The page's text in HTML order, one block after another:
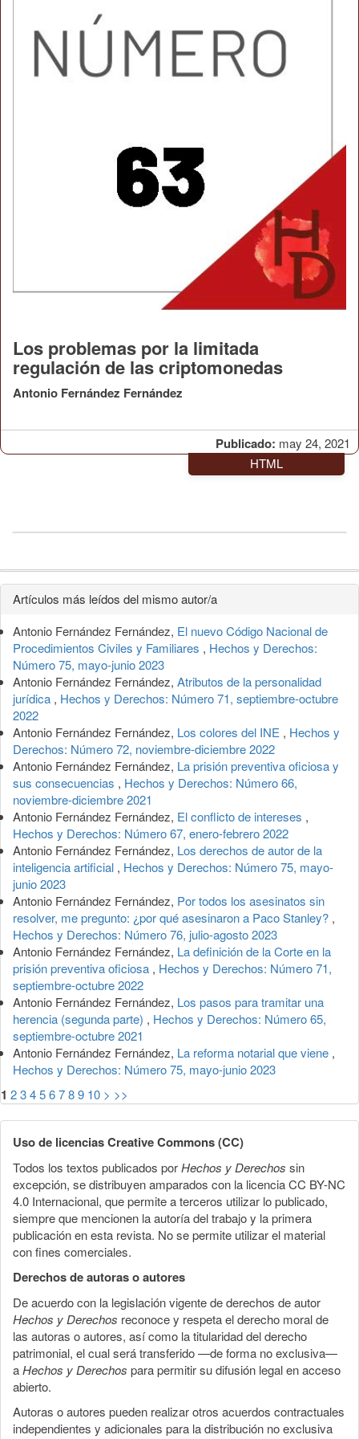
Publicado: may 24, 2021
Los problemas por la limitada
regulación de las criptomonedas
Antonio Fernández Fernández
HTML
Detalles
del
artículo
Artículos más leídos del mismo autor/a
Antonio Fernández Fernández, El nuevo Código Nacional de
Procedimientos Civiles y Familiares , Hechos y Derechos:
Número 75, mayo-junio 2023
Antonio Fernández Fernández, Atributos de la personalidad
jurídica , Hechos y Derechos: Número 71, septiembre-octubre
2022
Antonio Fernández Fernández, Los colores del INE , Hechos y
Derechos: Número 72, noviembre-diciembre 2022
Antonio Fernández Fernández, La prisión preventiva oficiosa y
sus consecuencias , Hechos y Derechos: Número 66,
noviembre-diciembre 2021
Antonio Fernández Fernández, El conflicto de intereses ,
Hechos y Derechos: Número 67, enero-febrero 2022
Antonio Fernández Fernández, Los derechos de autor de la
inteligencia artificial , Hechos y Derechos: Número 75, mayo-
junio 2023
Antonio Fernández Fernández, Por todos los asesinatos sin
resolver, me pregunto: ¿por qué asesinaron a Paco Stanley? ,
Hechos y Derechos: Número 76, julio-agosto 2023
Antonio Fernández Fernández, La definición de la Corte en la
prisión preventiva oficiosa , Hechos y Derechos: Número 71,
septiembre-octubre 2022
Antonio Fernández Fernández, Los pasos para tramitar una
herencia (segunda parte) , Hechos y Derechos: Número 65,
septiembre-octubre 2021
Antonio Fernández Fernández, La reforma notarial que viene ,
Hechos y Derechos: Número 75, mayo-junio 2023
1 23456789 10 > >>
Uso de licencias Creative Commons (CC)
Todos los textos publicados porHechos y Derechos sin
excepción, se distribuyen amparados con la licencia CC BY-NC
4.0 Internacional, que permite a terceros utilizar lo publicado,
siempre que mencionen la autoría del trabajo y la primera
publicación en esta revista. No se permite utilizar el material
con fines comerciales.
Derechos de autoras o autores
De acuerdo con la legislación vigente de derechos de autor
Hechos y Derechos reconoce y respeta el derecho moral de
las autoras o autores, así como la titularidad del derecho
patrimonial, el cual será transferido —de forma no exclusiva—
aHechos y Derechos para permitir su difusión legal en acceso
abierto.
Autoras o autores pueden realizar otros acuerdos contractuales
independientes y adicionales para la distribución no exclusiva